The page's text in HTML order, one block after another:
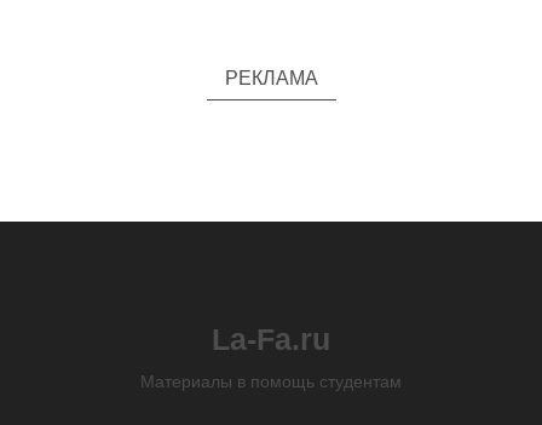
РЕКЛАМА
La-Fa.ru
Материалы в помощь студентам